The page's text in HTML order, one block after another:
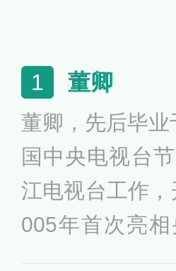
1 董卿
董卿，先后毕
国中央电视台
江电视台工作
005年首次亮